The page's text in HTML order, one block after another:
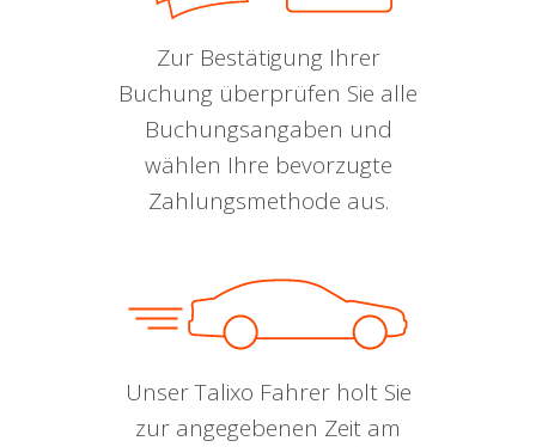
Zur Bestätigung Ihrer
Buchung überprüfen Sie alle
Buchungsangaben und
wählen Ihre bevorzugte
Zahlungsmethode aus.
Unser Talixo Fahrer holt Sie
zur angegebenen Zeit am